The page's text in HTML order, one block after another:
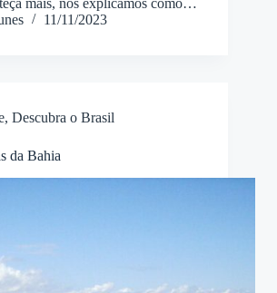
mais, nós explicamos como…
11/11/2023
, Descubra o Brasil
da Bahia